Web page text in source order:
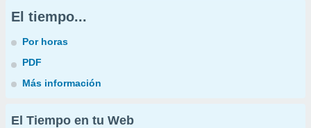
El tiempo...
Por horas
PDF
Más información
El Tiempo en tu Web